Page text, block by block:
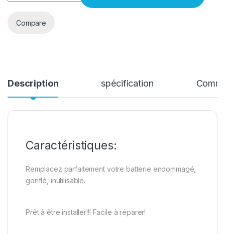
Compare
Description spécification
Caractéristiques:
Remplacez parfaitement votre batterie endommagé,
gonflé, inutilisable.
Prêt à être installer!!! Facile à réparer!